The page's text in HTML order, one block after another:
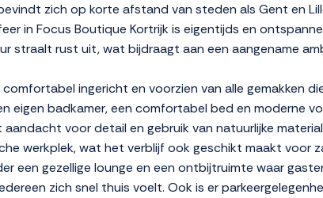
zich op korte afstand van steden als Gent en
in Focus Boutique Kortrijk is eigentijds en
straalt rust uit, wat bijdraagt aan een aangename
ingericht en voorzien van alle gemakken
eigen badkamer, een comfortabel bed en moderne
voor detail en gebruik van natuurlijke
werkplek, wat het verblijf ook geschikt maakt voor
een gezellige lounge en een ontbijtruimte waar
zich snel thuis voelt. Ook is er